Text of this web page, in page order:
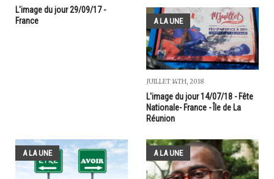
L'image du jour 29/09/17 -
France
A LA UNE
JUILLET 14TH, 2018
L'image du jour 14/07/18 - Fête
Nationale- France - Île de La
Réunion
A LA UNE A LA UNE